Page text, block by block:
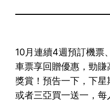
10月連續4週預訂機票
車票享回贈優惠，勁
獎賞！預告一下，下
或者三亞買一送一，每